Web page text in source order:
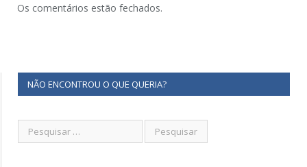
Os comentários estão fechados.
NÃO ENCONTROU O QUE QUERIA?